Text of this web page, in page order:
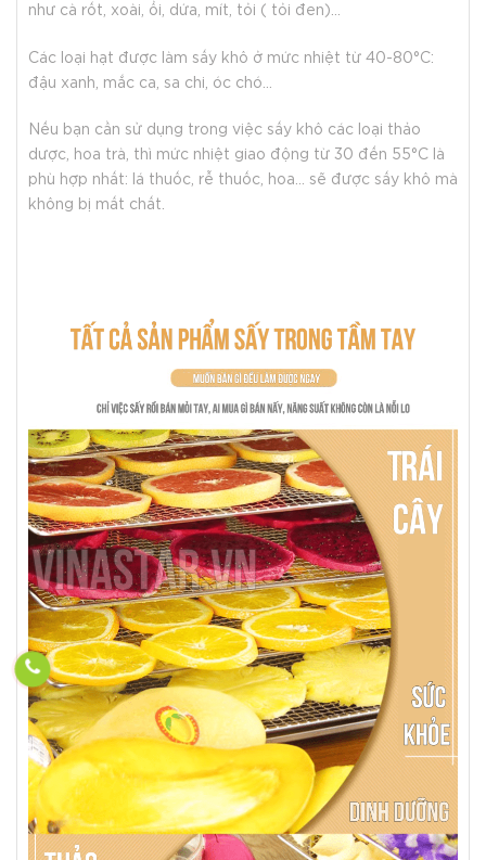
như cà rốt, xoài, ổi, dứa, mít, tỏi ( tỏi đen)…
Các loại hạt được làm sấy khô ở mức nhiệt từ 40-80°C:
đậu xanh, mắc ca, sa chi, óc chó…
Nếu bạn cần sử dụng trong việc sấy khô các loại thảo
dược, hoa trà, thì mức nhiệt giao động từ 30 đến 55°C là
phù hợp nhất: lá thuốc, rễ thuốc, hoa… sẽ được sấy khô mà
không bị mất chất.